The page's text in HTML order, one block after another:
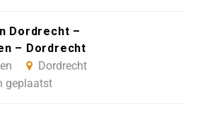
Dordrecht –
– Dordrecht
Dordrecht
geplaatst